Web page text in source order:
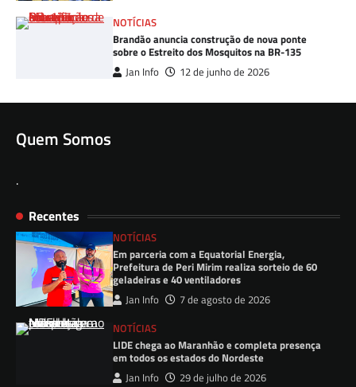
NOTÍCIAS
Brandão anuncia construção de nova ponte
sobre o Estreito dos Mosquitos na BR-135
Jan Info 12 de junho de 2026
Quem Somos
.
Recentes
NOTÍCIAS
Em parceria com a Equatorial Energia,
Prefeitura de Peri Mirim realiza sorteio de 60
geladeiras e 40 ventiladores
Jan Info
7 de agosto de 2026
NOTÍCIAS
LIDE chega ao Maranhão e completa presença
em todos os estados do Nordeste
Jan Info 29 de julho de 2026